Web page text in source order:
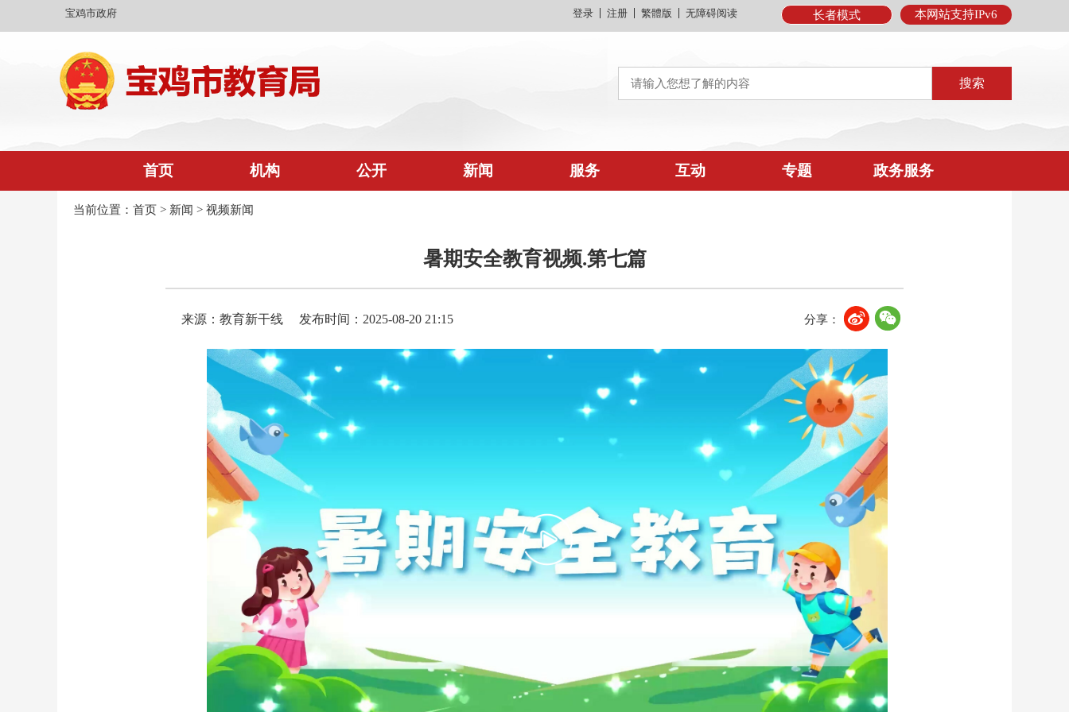
宝鸡市政府 本网站支持IPv6
长者模式
登录 注册 繁體版 无障碍阅读
首页 机构 公开 新闻 服务 互动 专题 政务服务
当前位置： 首页 > 新闻 > 视频新闻
暑期安全教育视频.第七篇
来源：教育新干线 发布时间：2025-08-20 21:15 分享：